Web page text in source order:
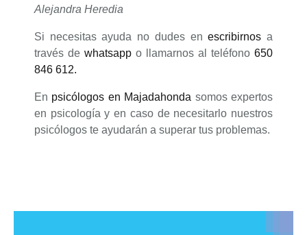
Alejandra Heredia
Si necesitas ayuda no dudes enescribirnos a
través de whatsapp o llamarnos al teléfono 650
846 612.
En psicólogos en Majadahonda somos expertos
en psicología y en caso de necesitarlo nuestros
psicólogos te ayudarán a superar tus problemas.